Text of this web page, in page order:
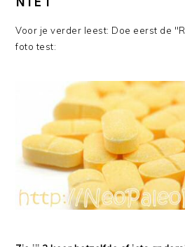
Voor je verder leest: Doe eerst de
foto test: